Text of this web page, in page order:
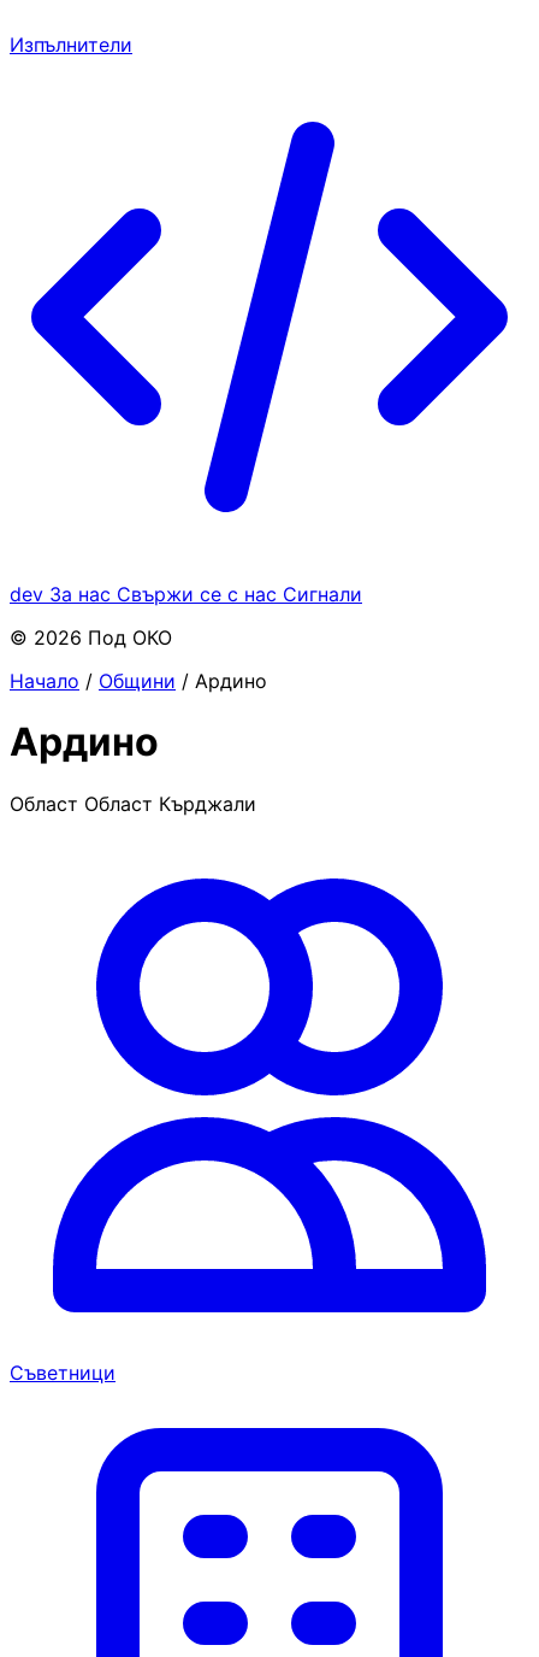
Изпълнители
dev За нас Свържи се с нас Сигнали
© 2026 Под ОКО
Начало / Общини / Ардино
Ардино
Област Област Кърджали
Съветници